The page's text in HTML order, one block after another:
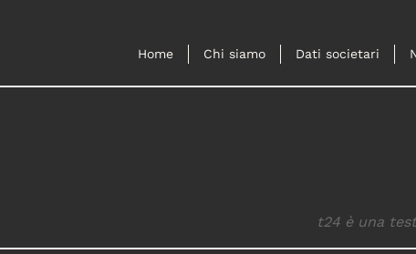
Home Chi siamo Dati societari
t24 è una